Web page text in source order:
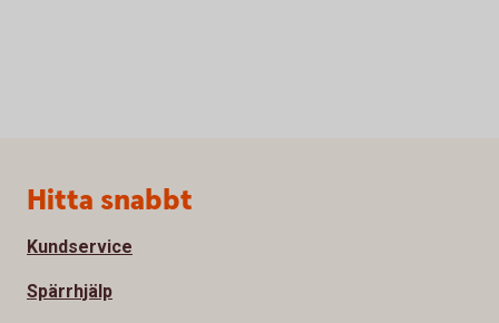
Sidfot
Hitta snabbt
Kundservice
Spärrhjälp